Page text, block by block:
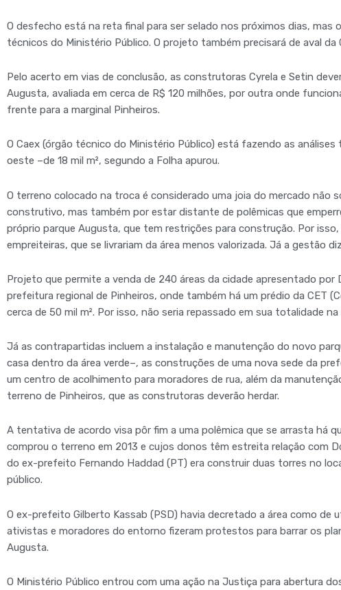
O desfecho está na reta final para ser selado nos próximos dias, mas
técnicos do Ministério Público. O projeto também precisará de aval da
Pelo acerto em vias de conclusão, as construtoras Cyrela e Setin
Augusta, avaliada em cerca de R$ 120 milhões, por outra onde
frente para a marginal Pinheiros.
O Caex (órgão técnico do Ministério Público) está fazendo as
oeste –de 18 mil m², segundo a Folha apurou.
O terreno colocado na troca é considerado uma joia do mercado não
construtivo, mas também por estar distante de polêmicas que
próprio parque Augusta, que tem restrições para construção. Por
empreiteiras, que se livrariam da área menos valorizada. Já a gestão
Projeto que permite a venda de 240 áreas da cidade apresentado por
prefeitura regional de Pinheiros, onde também há um prédio da CET
cerca de 50 mil m². Por isso, não seria repassado em sua totalidade na
Já as contrapartidas incluem a instalação e manutenção do novo
casa dentro da área verde–, as construções de uma nova sede da
um centro de acolhimento para moradores de rua, além da
terreno de Pinheiros, que as construtoras deverão herdar.
A tentativa de acordo visa pôr fim a uma polêmica que se arrasta há
comprou o terreno em 2013 e cujos donos têm estreita relação com
do ex-prefeito Fernando Haddad (PT) era construir duas torres no
público.
O ex-prefeito Gilberto Kassab (PSD) havia decretado a área como de
ativistas e moradores do entorno fizeram protestos para barrar os
Augusta.
O Ministério Público entrou com uma ação na Justiça para abertura